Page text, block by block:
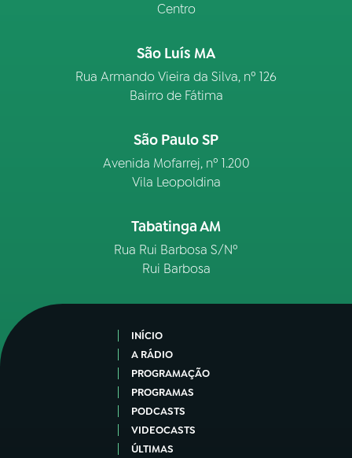
Centro
São Luís MA
Rua Armando Vieira da Silva, nº 126
Bairro de Fátima
São Paulo SP
Avenida Mofarrej, nº 1.200
Vila Leopoldina
Tabatinga AM
Rua Rui Barbosa S/Nº
Rui Barbosa
INÍCIO
A RÁDIO
PROGRAMAÇÃO
PROGRAMAS
PODCASTS
VIDEOCASTS
ÚLTIMAS